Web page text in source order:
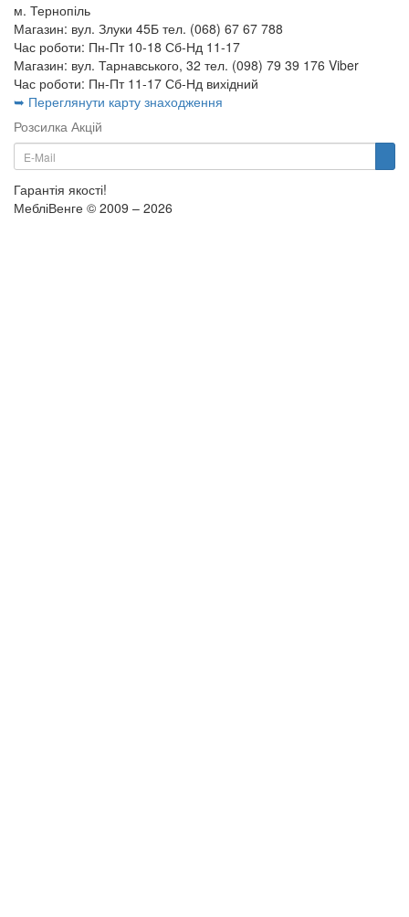
м. Тернопіль
Магазин: вул. Злуки 45Б тел. (068) 67 67 788
Час роботи: Пн-Пт 10-18 Сб-Нд 11-17
Магазин: вул. Тарнавського, 32 тел. (098) 79 39 176 Viber
Час роботи: Пн-Пт 11-17 Сб-Нд вихідний
➥ Переглянути карту знаходження
Розсилка Акцій
Гарантія якості!
МебліВенге © 2009 – 2026